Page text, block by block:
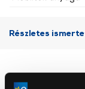
Részletes